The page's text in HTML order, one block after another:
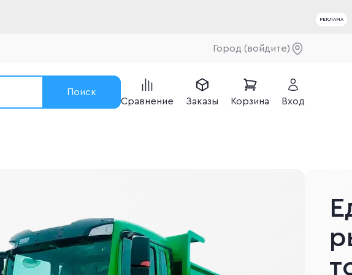
РЕКЛАМА
Город (войдите)
Поиск
Сравнение
Заказы Корзина Вход